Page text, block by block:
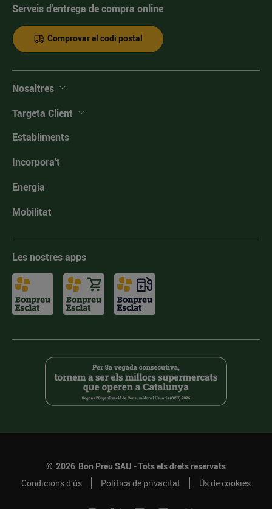
Serveis d'entrega de compra online
Comprovar el codi postal
Nosaltres
Targeta Client
Establiments
Incorpora't
Energia
Mobilitat
Les nostres apps
© 2026 Bon Preu SAU - Tots els drets reservats
Condicions d’ús
Política de privacitat Ús de cookies